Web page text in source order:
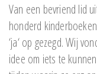
Van een bevriend lid
honderd
‘ja‘ op gezegd. Wij
idee om iets te